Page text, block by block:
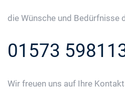
die Wünsche und Bedürfnisse
01573
Wir freuen uns auf Ihre